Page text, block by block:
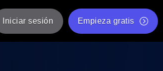
Iniciar sesión Empieza gratis